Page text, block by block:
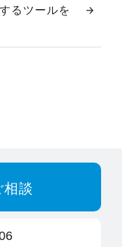
るツールを
相談